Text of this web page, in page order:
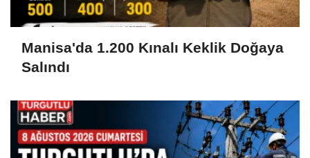
Manisa'da 1.200 Kınalı Keklik Doğaya
Salındı